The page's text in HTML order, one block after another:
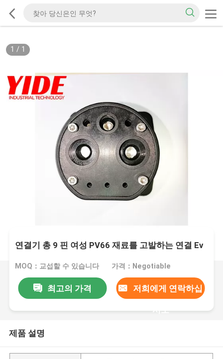
1 / 1
연결기 총 9 핀 여성 PV66 재료를 고발하는 연결 Ev
MOQ：교섭할 수 있습니다 가격：Negotiable
최고의 가격 저희에게 연락하십
시오
제품 설명